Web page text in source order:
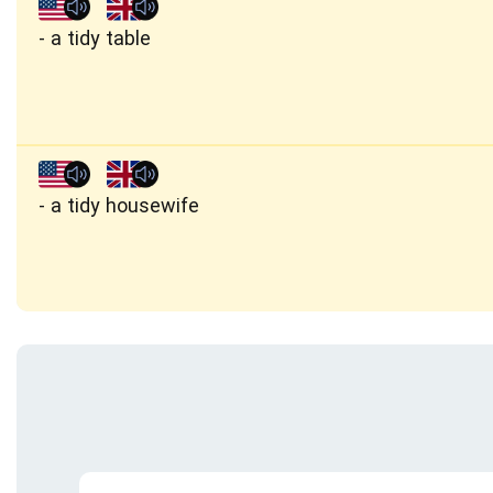
a tidy table
a tidy housewife